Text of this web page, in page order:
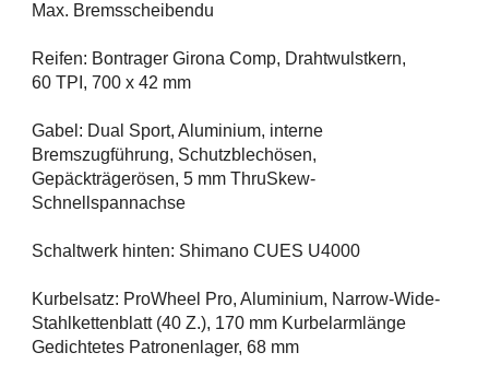
Max. Bremsscheibendu
Reifen: Bontrager Girona Comp, Drahtwulstkern,
60 TPI, 700 x 42 mm
Gabel: Dual Sport, Aluminium, interne
Bremszugführung, Schutzblechösen,
Gepäckträgerösen, 5 mm ThruSkew-
Schnellspannachse
Schaltwerk hinten: Shimano CUES U4000
Kurbelsatz: ProWheel Pro, Aluminium, Narrow-Wide-
Stahlkettenblatt (40 Z.), 170 mm Kurbelarmlänge
Gedichtetes Patronenlager, 68 mm